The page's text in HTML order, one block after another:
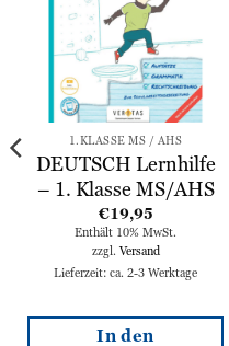
1.KLASSE MS / AHS
DEUTSCH Lernhilfe
– 1. Klasse MS/AHS
€19,95
Enthält 10% MwSt.
zzgl. Versand
Lieferzeit: ca. 2-3 Werktage
In den